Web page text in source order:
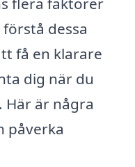
dessa
få en klarare
dig när du
är några
påverka